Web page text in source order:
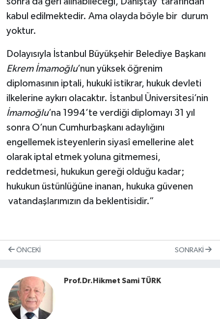
kabul edilmektedir. Ama olayda böyle bir durum
yoktur.
Dolayısıyla İstanbul Büyükşehir Belediye Başkanı
Ekrem İmamoğlu’nun yüksek öğrenim
diplomasının iptali, hukukî istikrar, hukuk devleti
ilkelerine aykırı olacaktır. İstanbul Üniversitesi’nin
İmamoğlu’na 1994’te verdiği diplomayı 31 yıl
sonra O’nun Cumhurbaşkanı adaylığını
engellemek isteyenlerin siyasî emellerine alet
olarak iptal etmek yoluna gitmemesi,
reddetmesi, hukukun gereği olduğu kadar;
hukukun üstünlüğüne inanan, hukuka güvenen
vatandaşlarımızın da beklentisidir.”
ÖNCEKI SONRAKI
Prof.Dr.Hikmet Sami TÜRK